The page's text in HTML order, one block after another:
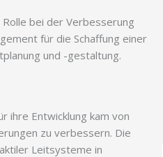
bei der Verbesserung
für die Schaffung einer
und -gestaltung.
ihre Entwicklung kam von
zu verbessern. Die
Leitsysteme in